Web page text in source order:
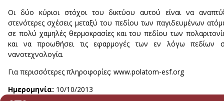
Οι δύο κύριοι στόχοι του δικτύου αυτού είναι να
στενότερες σχέσεις μεταξύ του πεδίου των παγιδευμένων
σε πολύ χαμηλές θερμοκρασίες και του πεδίου των
και να προωθήσει τις εφαρμογές των εν λόγω πεδίων
νανοτεχνολογία.
Για περισσότερες πληροφορίες: www.polatom-esf.org
Ημερομηνία: 10/10/2013